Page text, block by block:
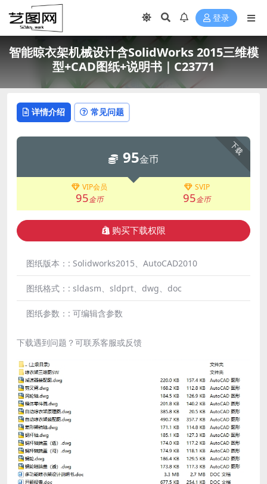
登录
智能晾衣架机械设计含SolidWorks 2015三维模
型+CAD图纸+说明书｜C23771
详情介绍 常见问题
下载
95金币
VIP会员
95金币
SVIP
95金币
购买下载权限
图纸版本：: Solidworks2015、AutoCAD2010
图纸格式：: sldasm、sldprt、dwg、doc
图纸参数：: 可编辑含参数
下载遇到问题？可联系客服或反馈